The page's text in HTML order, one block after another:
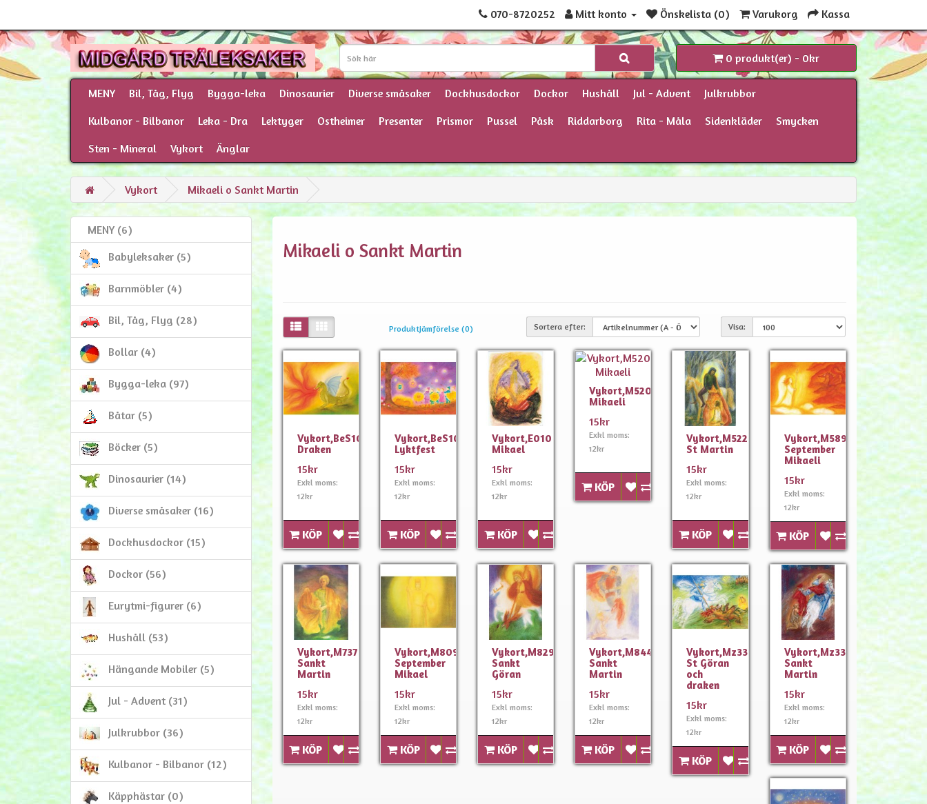
070-8720252 Mitt konto Önskelista (0) Varukorg Kassa
0 produkt(er) - 0kr
MENY Bil, Tåg, Flyg Bygga-leka Dinosaurier Diverse småsaker Dockhusdockor Dockor Hushåll Jul - Advent
Julkrubbor
Kulbanor - Bilbanor
Leka - Dra Lektyger Ostheimer Presenter Prismor Pussel Påsk Riddarborg Rita - Måla Sidenkläder
Smycken
Sten - Mineral
Vykort Änglar
Vykort Mikaeli o Sankt Martin
MENY (6)
Babyleksaker (5)
Barnmöbler (4)
Bil, Tåg, Flyg (28)
Bollar (4)
Bygga-leka (97)
Båtar (5)
Böcker (5)
Dinosaurier (14)
Diverse småsaker (16)
Dockhusdockor (15)
Dockor (56)
Eurytmi-figurer (6)
Hushåll (53)
Hängande Mobiler (5)
Jul - Advent (31)
Julkrubbor (36)
Kulbanor - Bilbanor (12)
Käpphästar (0)
Mikaeli o Sankt Martin
Produktjämförelse (0) Sortera efter: Visa:
Vykort,BeS1020
Draken
15kr
Exkl moms:
12kr
KÖP
Vykort,BeS1023
Lyktfest
15kr
Exkl moms:
12kr
KÖP
Vykort,E010
Mikael
15kr
Exkl moms:
12kr
KÖP
Vykort,M520
Mikaeli
15kr
Exkl moms:
12kr
KÖP
Vykort,M522
St Martin
15kr
Exkl moms:
12kr
KÖP
Vykort,M589
September
Mikaeli
15kr
Exkl moms:
12kr
KÖP
Vykort,M737
Sankt
Martin
15kr
Exkl moms:
12kr
KÖP
Vykort,M809
September
Mikael
15kr
Exkl moms:
12kr
KÖP
Vykort,M829
Sankt
Göran
15kr
Exkl moms:
12kr
KÖP
Vykort,M844
Sankt
Martin
15kr
Exkl moms:
12kr
KÖP
Vykort,Mz338
St Göran
och
draken
15kr
Exkl moms:
12kr
KÖP
Vykort,Mz339
Sankt
Martin
15kr
Exkl moms:
12kr
KÖP